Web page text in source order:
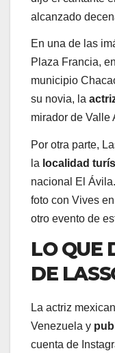
alcanzado
En una de las
Plaza Francia,
municipio
su novia, la
mirador de Valle
Por otra parte,
la localidad
nacional El
foto con Vives
otro evento de
LO QUE
DE
La actriz
Venezuela y
cuenta de